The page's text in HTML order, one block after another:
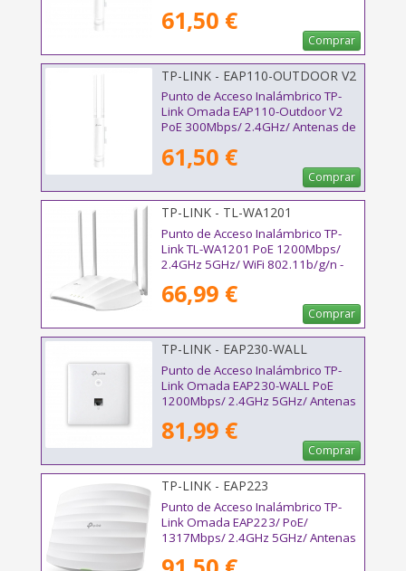
61,50 €
Comprar
TP-LINK - EAP110-OUTDOOR V2
Punto de Acceso Inalámbrico TP-
Link Omada EAP110-Outdoor V2
PoE 300Mbps/ 2.4GHz/ Antenas de
61,50 €
Comprar
TP-LINK - TL-WA1201
Punto de Acceso Inalámbrico TP-
Link TL-WA1201 PoE 1200Mbps/
2.4GHz 5GHz/ WiFi 802.11b/g/n -
66,99 €
Comprar
TP-LINK - EAP230-WALL
Punto de Acceso Inalámbrico TP-
Link Omada EAP230-WALL PoE
1200Mbps/ 2.4GHz 5GHz/ Antenas
81,99 €
Comprar
TP-LINK - EAP223
Punto de Acceso Inalámbrico TP-
Link Omada EAP223/ PoE/
1317Mbps/ 2.4GHz 5GHz/ Antenas